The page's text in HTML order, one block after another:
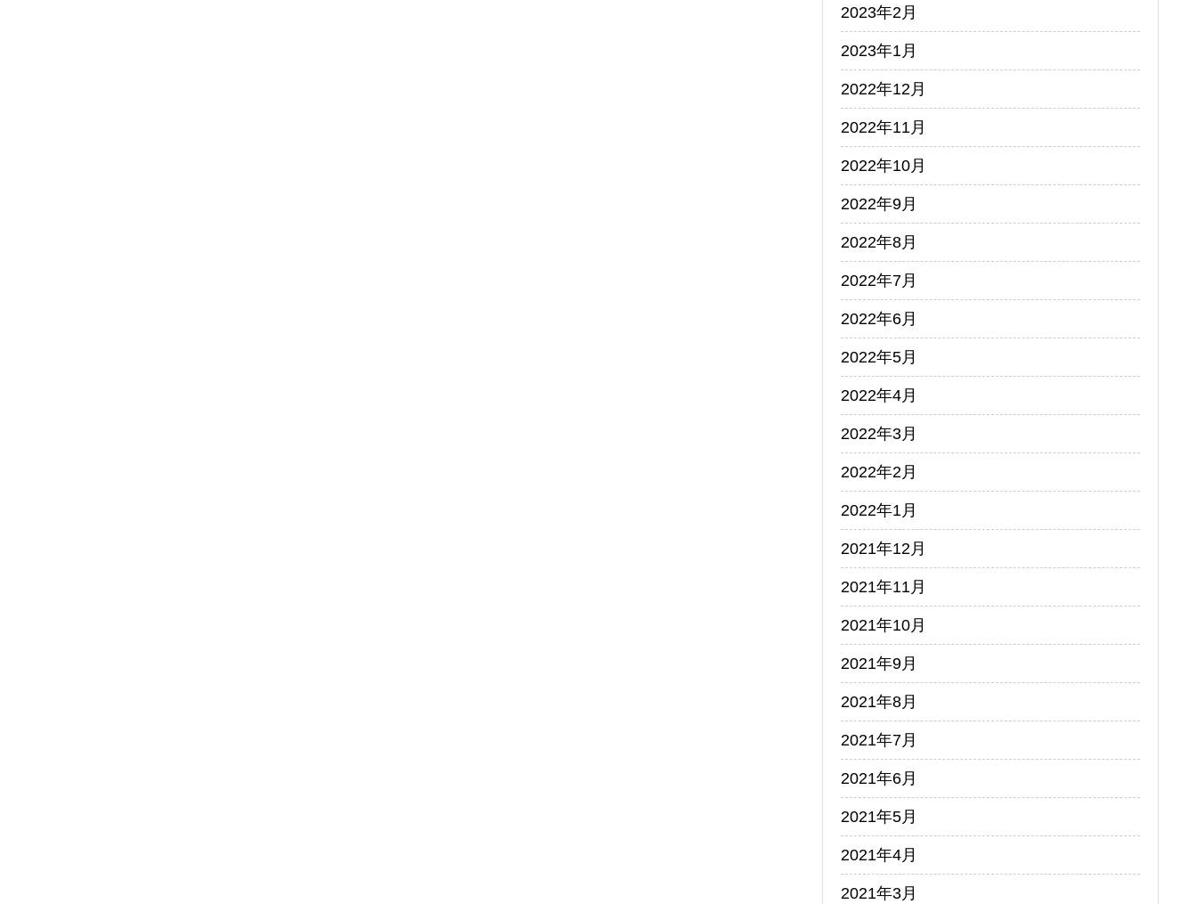
2023年2月
2023年1月
2022年12月
2022年11月
2022年10月
2022年9月
2022年8月
2022年7月
2022年6月
2022年5月
2022年4月
2022年3月
2022年2月
2022年1月
2021年12月
2021年11月
2021年10月
2021年9月
2021年8月
2021年7月
2021年6月
2021年5月
2021年4月
2021年3月